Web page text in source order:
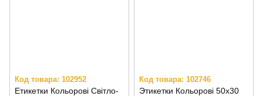
Код товара: 102952
Етикетки Кольорові Світло-
Код товара: 102746
Этикетки Кольорові 50х30